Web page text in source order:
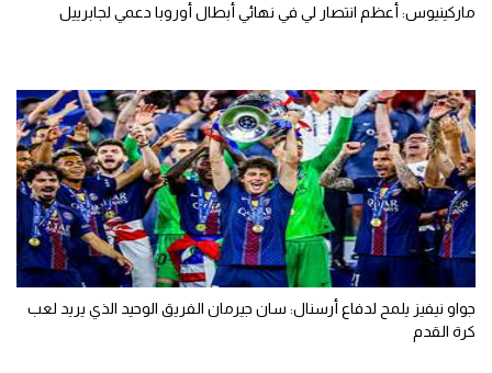
ماركينيوس: أعظم انتصار لي في نهائي أبطال أوروبا دعمي لجابرييل
جواو نيفيز يلمح لدفاع أرسنال: سان جيرمان الفريق الوحيد الذي يريد لعب
كرة القدم